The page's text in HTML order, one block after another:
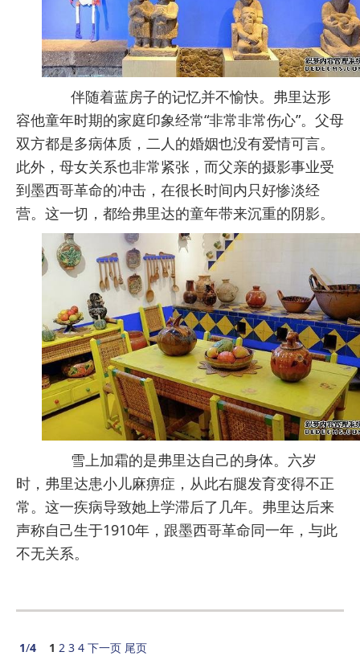
伴随着蓝房子的记忆并不愉快。弗里达形
容他童年时期的家庭印象经常“非常非常伤心”。父母
双方都是多病体质，二人的婚姻也没有爱情可言。
此外，母女关系也非常紧张，而父亲的摄影事业受
到墨西哥革命的冲击，在很长时间内只好惨淡经
营。这一切，都给弗里达的童年带来沉重的阴影。
雪上加霜的是弗里达自己的身体。六岁
时，弗里达患小儿麻痹症，从此右腿发育变得不正
常。这一疾病导致她上学滞后了几年。弗里达后来
声称自己生于1910年，跟墨西哥革命同一年，与此
不无关系。
1/4 1 2 3 4 下一页 尾页